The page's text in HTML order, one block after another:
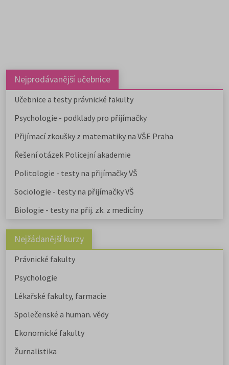
Nejprodávanější učebnice
Učebnice a testy právnické fakulty
Psychologie - podklady pro přijímačky
Přijímací zkoušky z matematiky na VŠE Praha
Řešení otázek Policejní akademie
Politologie - testy na přijímačky VŠ
Sociologie - testy na přijímačky VŠ
Biologie - testy na přij. zk. z medicíny
Nejžádanější kurzy
Právnické fakulty
Psychologie
Lékařské fakulty, farmacie
Společenské a human. vědy
Ekonomické fakulty
Žurnalistika